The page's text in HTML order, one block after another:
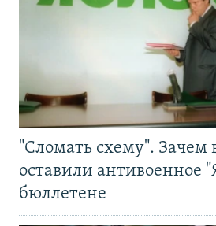
"Сломать схему". Зачем
оставили антивоенное
бюллетене